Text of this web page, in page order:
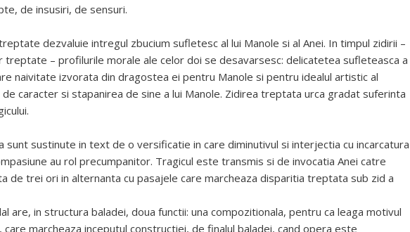
de insusiri, de sensuri.
dezvaluie intregul zbucium sufletesc al lui Manole si al Anei. In timpul zidirii –
treptate – profilurile morale ale celor doi se desavarsesc: delicatetea sufleteasca a
naivitate izvorata din dragostea ei pentru Manole si pentru idealul artistic al
de caracter si stapanirea de sine a lui Manole. Zidirea treptata urca gradat suferinta
sunt sustinute in text de o versificatie in care diminutivul si interjectia cu incarcatura
au rol precumpanitor. Tragicul este transmis si de invocatia Anei catre
de trei ori in alternanta cu pasajele care marcheaza disparitia treptata sub zid a
are, in structura baladei, doua functii: una compozitionala, pentru ca leaga motivul
care marcheaza inceputul constructiei, de finalul baladei, cand opera este